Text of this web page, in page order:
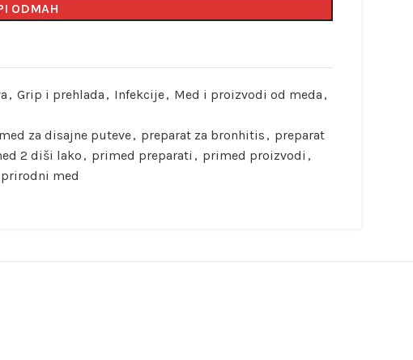
ODMAH
, Grip i prehlada , Infekcije, Med i proizvodi od meda ,
med za disajne puteve, preparat za bronhitis , preparat
2 diši lako , primed preparati , primed proizvodi ,
prirodni med